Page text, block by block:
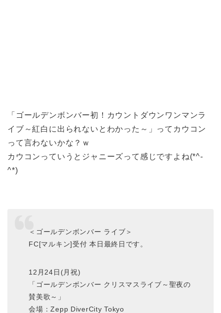
「ゴールデンボンバー初！カウントダウンワンマンラ
イブ～紅白に出られないとわかった～」ってカウコン
って言わないかな？ｗ
カウコンっていうとジャニーズって感じですよね(*^-
^*)
＜ゴールデンボンバー ライブ＞
FC[マルキン]受付 本日最終日です。
12月24日(月祝)
「ゴールデンボンバー クリスマスライブ～聖夜の
賛美歌～」
会場：Zepp DiverCity Tokyo